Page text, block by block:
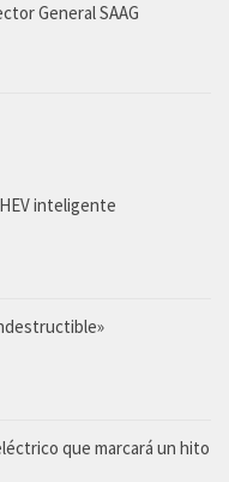
General SAAG
inteligente
que marcará un hito